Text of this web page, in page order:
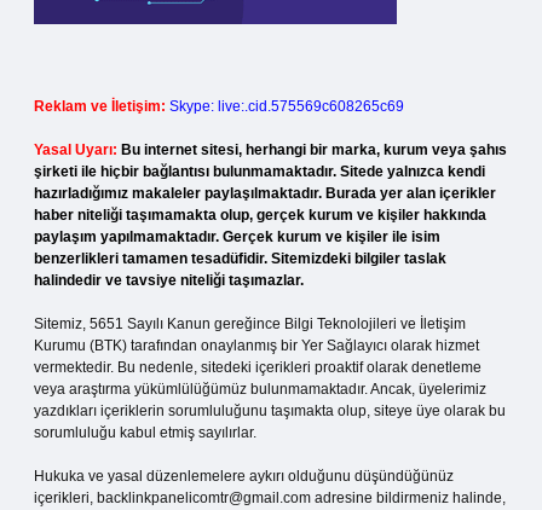
Reklam ve İletişim: Skype: live:.cid.575569c608265c69
Yasal Uyarı: Bu internet sitesi, herhangi bir marka, kurum veya şahıs
şirketi ile hiçbir bağlantısı bulunmamaktadır. Sitede yalnızca kendi
hazırladığımız makaleler paylaşılmaktadır. Burada yer alan içerikler
haber niteliği taşımamakta olup, gerçek kurum ve kişiler hakkında
paylaşım yapılmamaktadır. Gerçek kurum ve kişiler ile isim
benzerlikleri tamamen tesadüfidir. Sitemizdeki bilgiler taslak
halindedir ve tavsiye niteliği taşımazlar.
Sitemiz, 5651 Sayılı Kanun gereğince Bilgi Teknolojileri ve İletişim
Kurumu (BTK) tarafından onaylanmış bir Yer Sağlayıcı olarak hizmet
vermektedir. Bu nedenle, sitedeki içerikleri proaktif olarak denetleme
veya araştırma yükümlülüğümüz bulunmamaktadır. Ancak, üyelerimiz
yazdıkları içeriklerin sorumluluğunu taşımakta olup, siteye üye olarak bu
sorumluluğu kabul etmiş sayılırlar.
Hukuka ve yasal düzenlemelere aykırı olduğunu düşündüğünüz
içerikleri, backlinkpanelicomtr@gmail.com adresine bildirmeniz halinde,